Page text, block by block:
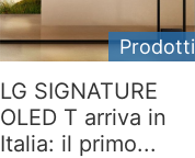
Prodotti
LG SIGNATURE
OLED T arriva in
Italia: il primo...